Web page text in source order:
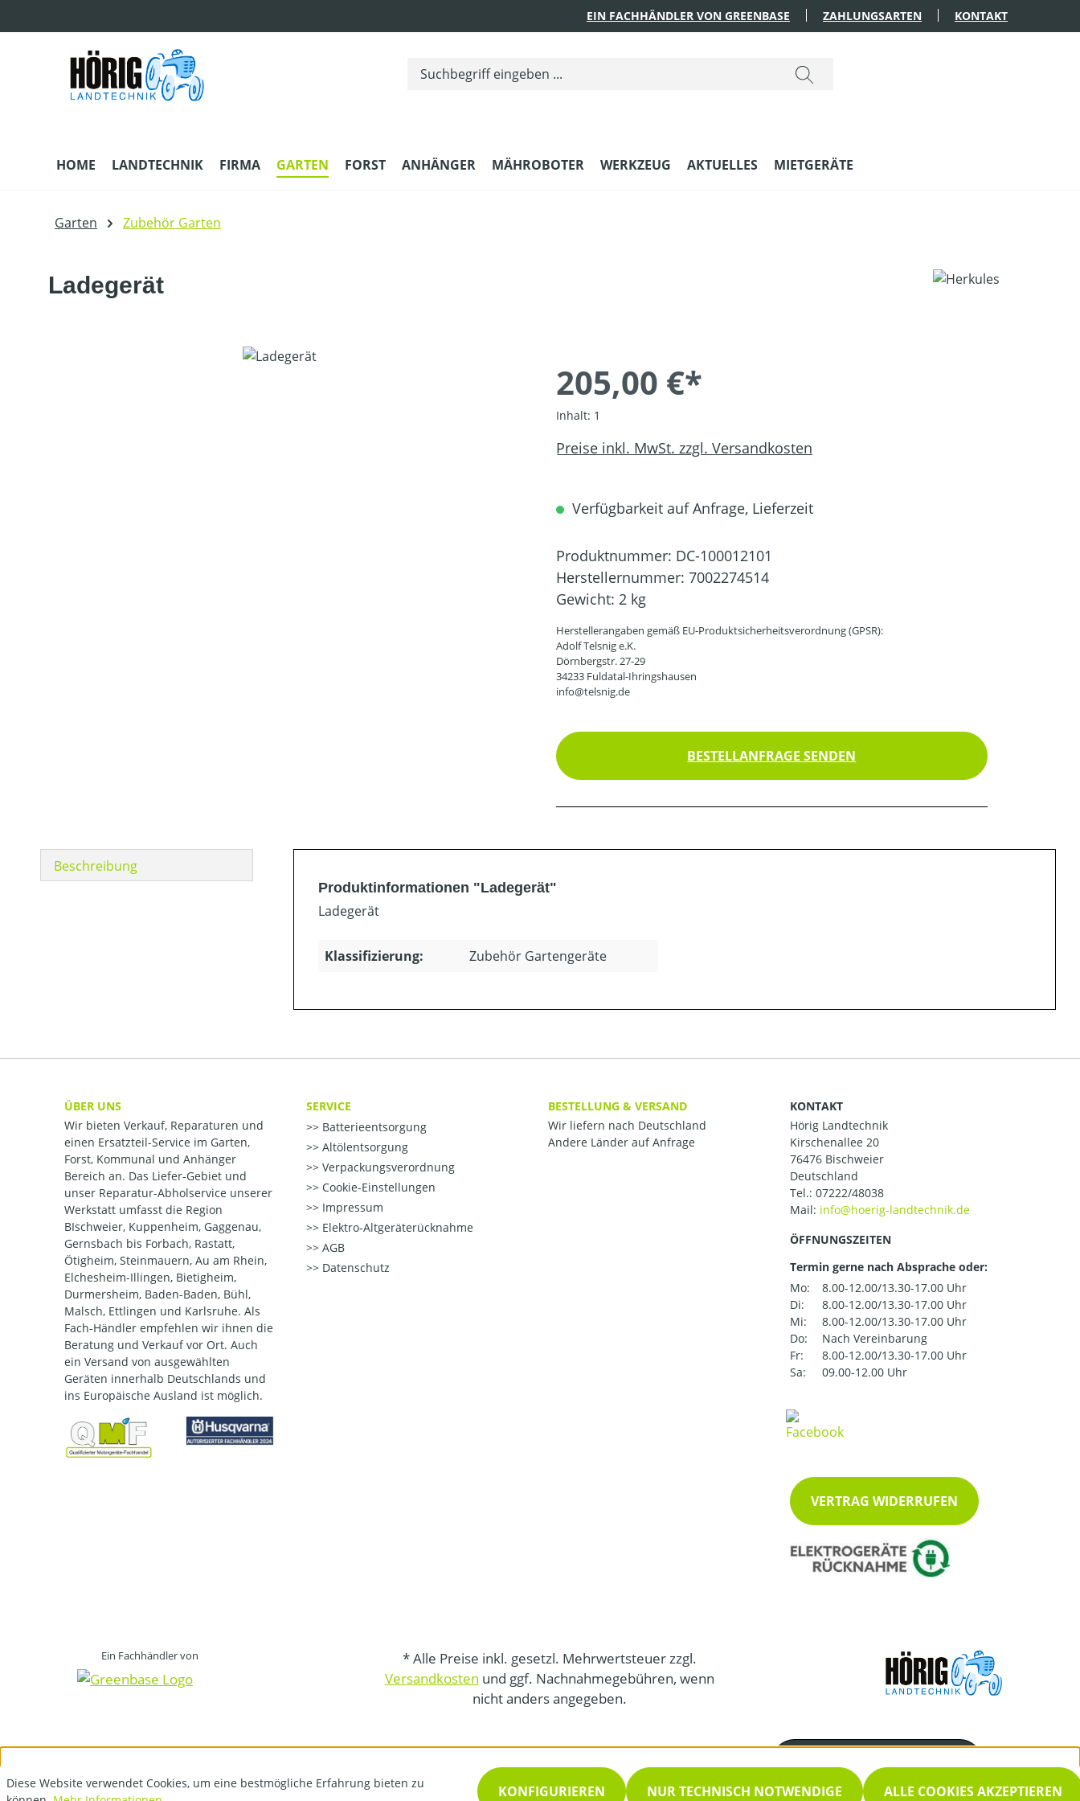
EIN FACHHÄNDLER VON GREENBASE ZAHLUNGSARTEN KONTAKT
HOME LANDTECHNIK FIRMA GARTEN FORST ANHÄNGER MÄHROBOTER WERKZEUG AKTUELLES MIETGERÄTE
Garten Zubehör Garten
Ladegerät
205,00 €*
Inhalt: 1
Preise inkl. MwSt. zzgl. Versandkosten
Verfügbarkeit auf Anfrage, Lieferzeit
Produktnummer: DC-100012101
Herstellernummer: 7002274514
Gewicht: 2 kg
Herstellerangaben gemäß EU-Produktsicherheitsverordnung (GPSR):
Adolf Telsnig e.K.
Dörnbergstr. 27-29
34233 Fuldatal-Ihringshausen
info@telsnig.de
BESTELLANFRAGE SENDEN
Beschreibung
Produktinformationen "Ladegerät"
Ladegerät
Klassifizierung: Zubehör Gartengeräte
ÜBER UNS
Wir bieten Verkauf, Reparaturen und
einen Ersatzteil-Service im Garten,
Forst, Kommunal und Anhänger
Bereich an. Das Liefer-Gebiet und
unser Reparatur-Abholservice unserer
Werkstatt umfasst die Region
BIschweier, Kuppenheim, Gaggenau,
Gernsbach bis Forbach, Rastatt,
Ötigheim, Steinmauern, Au am Rhein,
Elchesheim-Illingen, Bietigheim,
Durmersheim, Baden-Baden, Bühl,
Malsch, Ettlingen und Karlsruhe. Als
Fach-Händler empfehlen wir ihnen die
Beratung und Verkauf vor Ort. Auch
ein Versand von ausgewählten
Geräten innerhalb Deutschlands und
ins Europäische Ausland ist möglich.
SERVICE
Batterieentsorgung
Altölentsorgung
Verpackungsverordnung
Cookie-Einstellungen
Impressum
Elektro-Altgeräterücknahme
AGB
Datenschutz
BESTELLUNG & VERSAND
Wir liefern nach Deutschland
Andere Länder auf Anfrage
KONTAKT
Hörig Landtechnik
Kirschenallee 20
76476 Bischweier
Deutschland
Tel.: 07222/48038
Mail:
ÖFFNUNGSZEITEN
Termin gerne nach Absprache oder:
Mo:
8.00-12.00/13.30-17.00 Uhr
Di:
8.00-12.00/13.30-17.00 Uhr
Mi:
8.00-12.00/13.30-17.00 Uhr
Do:
Nach Vereinbarung
Fr:
8.00-12.00/13.30-17.00 Uhr
Sa:
09.00-12.00 Uhr
VERTRAG WIDERRUFEN
Ein Fachhändler von
* Alle Preise inkl. gesetzl. Mehrwertsteuer zzgl.
Versandkosten und ggf. Nachnahmegebühren, wenn
nicht anders angegeben.
07222/48038
Diese Website verwendet Cookies, um eine bestmögliche Erfahrung bieten zu
NUR TECHNISCH NOTWENDIGE
KONFIGURIEREN ALLE COOKIES AKZEPTIEREN